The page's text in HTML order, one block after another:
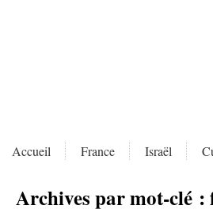
Accueil France Israël
Archives par mot-clé :